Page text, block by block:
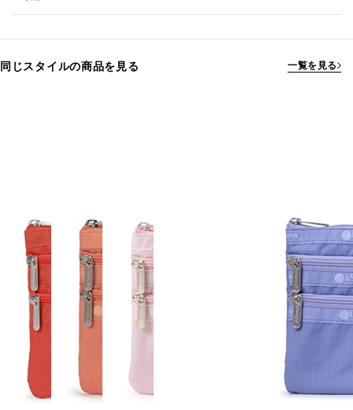
同じスタイルの商品を見る 一覧を見る